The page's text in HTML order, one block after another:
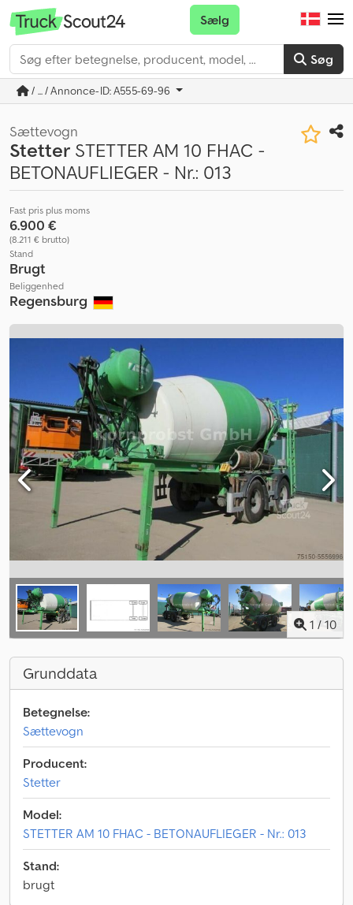
Søg
Sælg
/ ... / Annonce-ID: A555-69-96
Sættevogn
Stetter STETTER AM 10 FHAC -
BETONAUFLIEGER - Nr.: 013
Fast pris plus moms
6.900 €
(8.211 € brutto)
Stand
Brugt
Beliggenhed
Regensburg
1 / 10
Grunddata
Betegnelse:
Sættevogn
Producent:
Stetter
Model:
STETTER AM 10 FHAC - BETONAUFLIEGER - Nr.: 013
Stand:
brugt